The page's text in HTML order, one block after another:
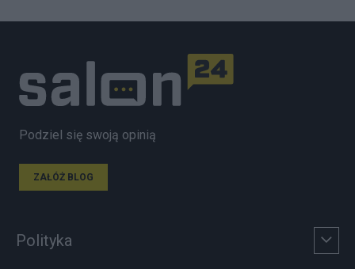
Podziel się swoją opinią
ZAŁÓŻ BLOG
Polityka